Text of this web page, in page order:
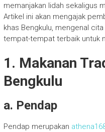
memanjakan lidah sekaligus
Artikel ini akan mengajak
khas Bengkulu, mengenal
tempat-tempat terbaik untuk
1. Makanan
Bengkulu
a. Pendap
Pendap merupakan